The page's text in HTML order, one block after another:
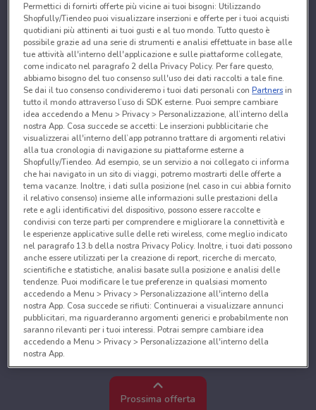
Prossima offerta
Permettici di fornirti offerte più vicine ai tuoi bisogni: Utilizzando
Shopfully/Tiendeo puoi visualizzare inserzioni e offerte per i tuoi acquisti
quotidiani più attinenti ai tuoi gusti e al tuo mondo. Tutto questo è
possibile grazie ad una serie di strumenti e analisi effettuate in base alle
tue attività all'interno dell'applicazione e sulle piattaforme collegate,
come indicato nel paragrafo 2 della Privacy Policy. Per fare questo,
abbiamo bisogno del tuo consenso sull'uso dei dati raccolti a tale fine.
Se dai il tuo consenso condivideremo i tuoi dati personali conPartnersin
tutto il mondo attraverso l’uso di SDK esterne. Puoi sempre cambiare
idea accedendo a Menu > Privacy > Personalizzazione, all’interno della
nostra App. Cosa succede se accetti: Le inserzioni pubblicitarie che
visualizzerai all'interno dell’app potranno trattare di argomenti relativi
alla tua cronologia di navigazione su piattaforme esterne a
Shopfully/Tiendeo. Ad esempio, se un servizio a noi collegato ci informa
che hai navigato in un sito di viaggi, potremo mostrarti delle offerte a
tema vacanze. Inoltre, i dati sulla posizione (nel caso in cui abbia fornito
il relativo consenso) insieme alle informazioni sulle prestazioni della
rete e agli identificativi del dispositivo, possono essere raccolte e
condivisi con terze parti per comprendere e migliorare la connettività e
le esperienze applicative sulle delle reti wireless, come meglio indicato
nel paragrafo 13.b della nostra Privacy Policy. Inoltre, i tuoi dati possono
anche essere utilizzati per la creazione di report, ricerche di mercato,
scientifiche e statistiche, analisi basate sulla posizione e analisi delle
tendenze. Puoi modificare le tue preferenze in qualsiasi momento
accedendo a Menu > Privacy > Personalizzazione all'interno della
nostra App. Cosa succede se rifiuti: Continuerai a visualizzare annunci
pubblicitari, ma riguarderanno argomenti generici e probabilmente non
saranno rilevanti per i tuoi interessi. Potrai sempre cambiare idea
accedendo a Menu > Privacy > Personalizzazione all'interno della
nostra App.
Noi e i nostri partner trattiamo i dati per fornire:
Utilizzare dati di geolocalizzazione precisi. Scansione attiva delle
caratteristiche del dispositivo ai fini dell’identificazione. Archiviare